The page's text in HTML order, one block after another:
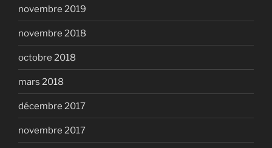
novembre 2019
novembre 2018
octobre 2018
mars 2018
décembre 2017
novembre 2017